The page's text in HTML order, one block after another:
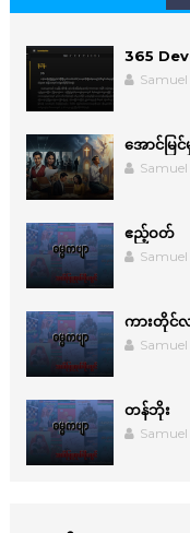
365
အောင်မြ
ဧည့်ဝတ်
ကားတိုင်
တန်ဘိုး